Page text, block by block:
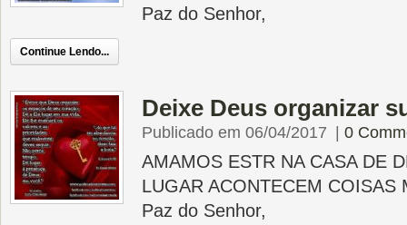
Paz do Senhor,
Continue Lendo...
Deixe Deus organizar
Publicado em 06/04/2017 0
AMAMOS ESTR NA CASA DE
LUGAR ACONTECEM
Paz do Senhor,